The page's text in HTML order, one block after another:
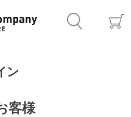
ン
客様